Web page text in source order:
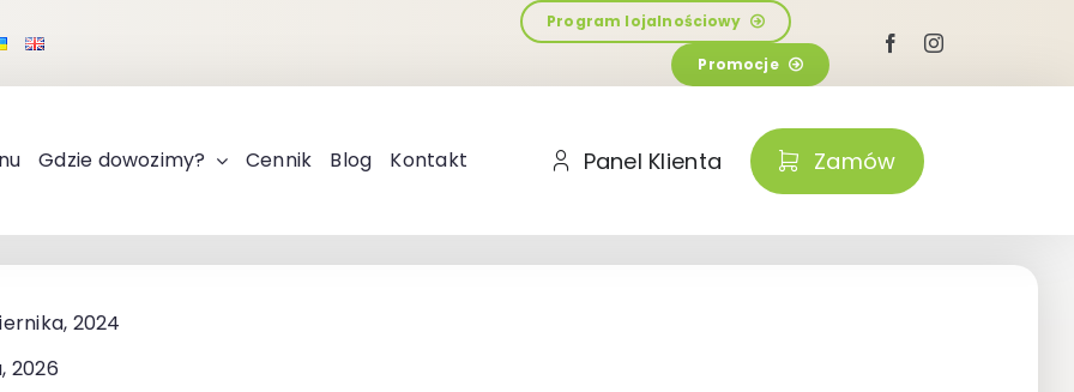
Program lojalnościowy
Promocje
Gdzie dowozimy? Cennik Blog Kontakt Panel Klienta Zamów
2024
2026